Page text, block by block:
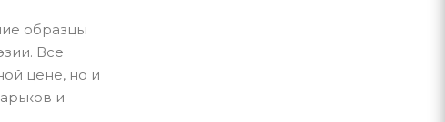
образцы
Все
цене, но и
и